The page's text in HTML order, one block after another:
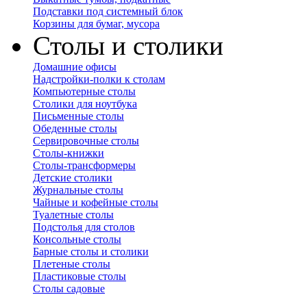
Подставки под системный блок
Корзины для бумаг, мусора
Столы и столики
Домашние офисы
Надстройки-полки к столам
Компьютерные столы
Столики для ноутбука
Письменные столы
Обеденные столы
Сервировочные столы
Столы-книжки
Столы-трансформеры
Детские столики
Журнальные столы
Чайные и кофейные столы
Туалетные столы
Подстолья для столов
Консольные столы
Барные столы и столики
Плетеные столы
Пластиковые столы
Столы садовые